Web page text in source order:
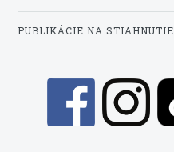
PUBLIKÁCIE NA STIAHNUTIE